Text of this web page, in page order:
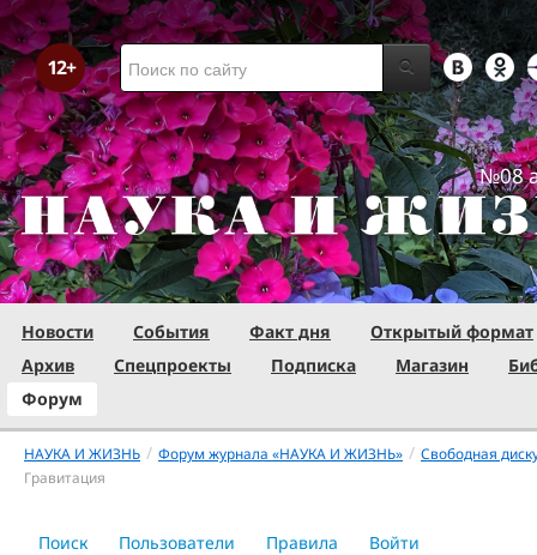
№08
Новости События Факт дня
Открытый формат
Архив
Спецпроекты Подписка Магазин
Форум
НАУКА И ЖИЗНЬ / Форум журнала «НАУКА И ЖИЗНЬ» / Свободная
Гравитация
Поиск Пользователи Правила Войти